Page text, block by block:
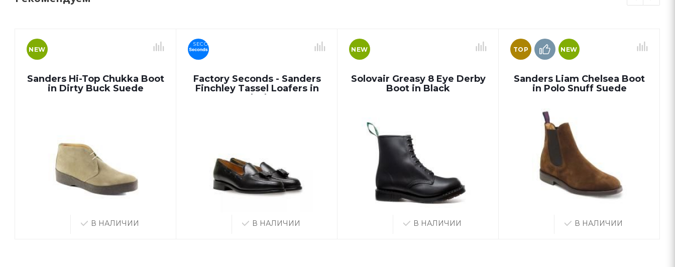
Sanders Hi-Top Chukka Boot
in Dirty Buck Suede
NEW
В НАЛИЧИИ
Factory Seconds - Sanders
Finchley Tassel Loafers in
Black
SECONDS
В НАЛИЧИИ
Solovair Greasy 8 Eye Derby
Boot in Black
NEW
В НАЛИЧИИ
Sanders Liam Chelsea Boot
in Polo Snuff Suede
TOP NEW
В НАЛИЧИИ